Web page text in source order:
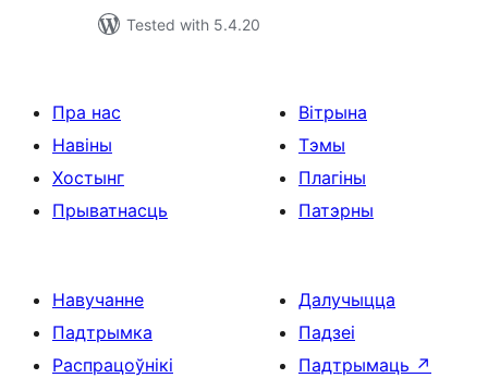
Tested with 5.4.20
Пра нас
Навіны
Хостынг
Прыватнасць
Вітрына
Тэмы
Плагіны
Патэрны
Навучанне
Падтрымка
Распрацоўнікі
Далучыцца
Падзеі
Падтрымаць ↗